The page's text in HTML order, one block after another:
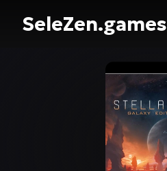
SeleZen.games